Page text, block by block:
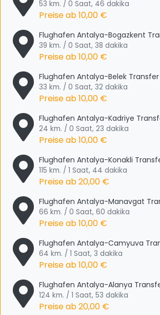
53 km. / 0 Saat, 46 dakika
Preise ab10,00 €
Flughafen Antalya-Bogazkent
39 km. / 0 Saat, 38 dakika
Preise ab10,00 €
Flughafen Antalya-Belek Transfer
33 km. / 0 Saat, 32 dakika
Preise ab10,00 €
Flughafen Antalya-Kadriye
24 km. / 0 Saat, 23 dakika
Preise ab10,00 €
Flughafen Antalya-Konakli
115 km. / 1 Saat, 44 dakika
Preise ab20,00 €
Flughafen Antalya-Manavgat
66 km. / 0 Saat, 60 dakika
Preise ab10,00 €
Flughafen Antalya-Camyuva
64 km. / 1 Saat, 3 dakika
Preise ab10,00 €
Flughafen Antalya-Alanya
124 km. / 1 Saat, 53 dakika
Preise ab20,00 €